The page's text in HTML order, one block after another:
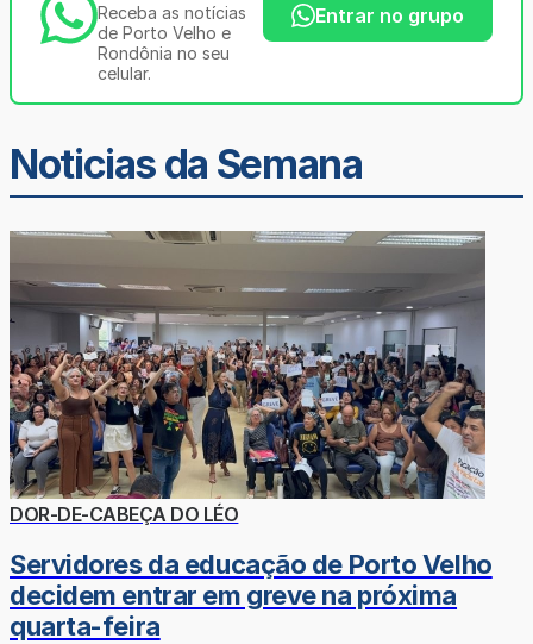
Receba as notícias
de Porto Velho e
Rondônia no seu
celular.
Entrar no grupo
Noticias da Semana
DOR-DE-CABEÇA DO LÉO
Servidores da educação de Porto Velho
decidem entrar em greve na próxima
quarta-feira